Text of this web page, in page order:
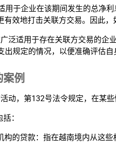
用于企业在该期间发生的总净
有效地打击关联方交易。因此
泛适用于存在关联方交易的企
出规定的情况，以便准确评估自
例
动，第132号法令规定，在某
：
构的贷款：指在越南境内从这